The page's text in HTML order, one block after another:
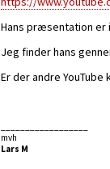
Hans præsentation er
Jeg finder hans
Er der andre
mvh
Lars M